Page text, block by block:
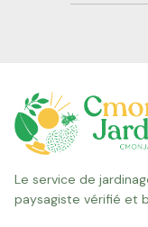
Le service de
paysagiste vérifié et